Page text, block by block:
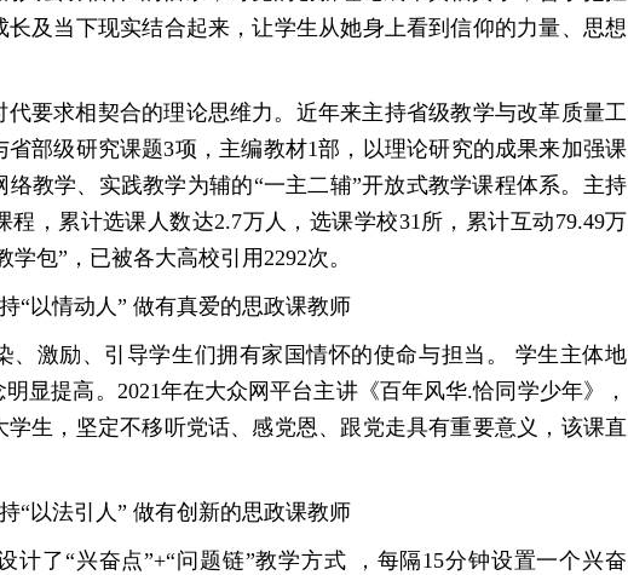
及当下现实结合起来，让学生从她身上看到信仰的力量、思想
要求相契合的理论思维力。近年来主持省级教学与改革质量工
部级研究课题3项，主编教材1部，以理论研究的成果来加强课
教学、实践教学为辅的“一主二辅”开放式教学课程体系。主持
，累计选课人数达2.7万人，选课学校31所，累计互动79.49万
包”，已被各大高校引用2292次。
“以情动人” 做有真爱的思政课教师
、激励、引导学生们拥有家国情怀的使命与担当。 学生主体地
显提高。2021年在大众网平台主讲《百年风华.恰同学少年》，
生，坚定不移听党话、感党恩、跟党走具有重要意义，该课直
“以法引人” 做有创新的思政课教师
计了“兴奋点”+“问题链”教学方式 ，每隔15分钟设置一个兴奋